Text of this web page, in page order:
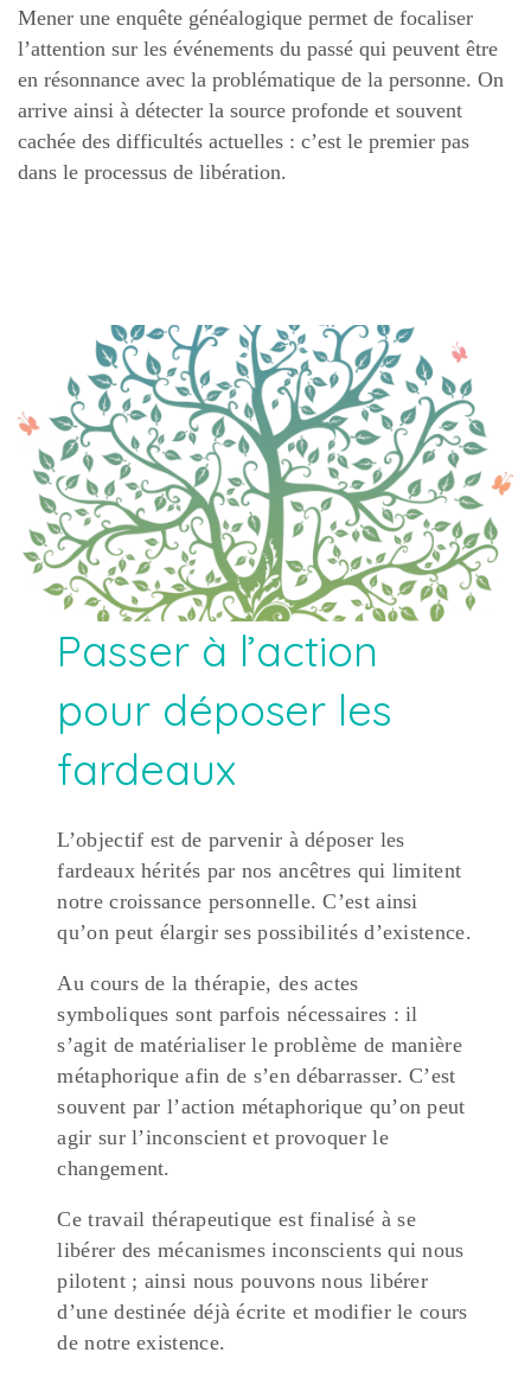
Mener une enquête généalogique permet de focaliser
l’attention sur les événements du passé qui peuvent être
en résonnance avec la problématique de la personne. On
arrive ainsi à détecter la source profonde et souvent
cachée des difficultés actuelles : c’est le premier pas
dans le processus de libération.
Passer à l’action
pour déposer les
fardeaux
L’objectif est de parvenir à déposer les
fardeaux hérités par nos ancêtres qui limitent
notre croissance personnelle. C’est ainsi
qu’on peut élargir ses possibilités d’existence.
Au cours de la thérapie, des actes
symboliques sont parfois nécessaires : il
s’agit de matérialiser le problème de manière
métaphorique afin de s’en débarrasser. C’est
souvent par l’action métaphorique qu’on peut
agir sur l’inconscient et provoquer le
changement.
Ce travail thérapeutique est finalisé à se
libérer des mécanismes inconscients qui nous
pilotent ; ainsi nous pouvons nous libérer
d’une destinée déjà écrite et modifier le cours
de notre existence.